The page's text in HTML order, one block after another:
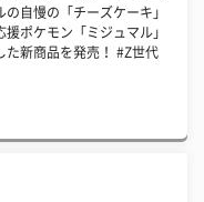
の自慢の「チーズケーキ」
援ポケモン「ミジュマル」
た新商品を発売！ #Z世代